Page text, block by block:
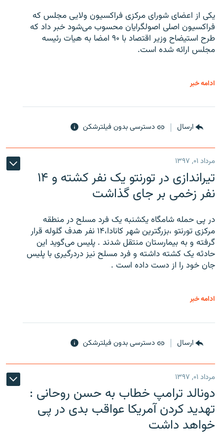
یکی از اعضای شورای مرکزی فراکسیون ولایی مجلس که
فراکسیون اصلی اصولگرایان محسوب می‌شود خبر داد که
طرح استیضاح وزیر اقتصاد با ۹۰ امضا به هیات رئیسه
مجلس ارائه شده است.
ادامه خبر
ارسال دسترسی بدون فیلترشکن
مرداد ۰۱, ۱۳۹۷
تیراندازی در تورنتو یک نفر کشته و ۱۴
نفر زخمی بر جای گذاشت
در پی حمله شامگاه یکشنبه یک فرد مسلح در منطقه
مرکزی تورنتو ،‌بزرگترین شهر کانادا،۱۴ نفر هدف گلوله قرار
گرفته و به بیمارستان منتقل شدند . پلیس می‌گوید این
حادثه یک کشته داشته و فرد مسلح نیز دردرگیری با پلیس
جان خود را از دست داده است .
ادامه خبر
ارسال دسترسی بدون فیلترشکن
مرداد ۰۱, ۱۳۹۷
دونالد ترامپ خطاب به حسن روحانی :
تهدید کردن آمریکا عواقب بدی در پی
خواهد داشت